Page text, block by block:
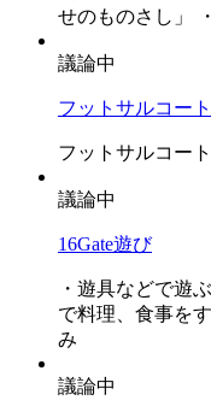
せのものさし」
議論中
フットサルコート
フットサルコー
議論中
16Gate遊び
・遊具などで遊
で料理、食事を
み
議論中